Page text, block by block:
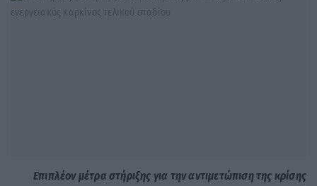
Επιπλέον μέτρα στήριξης για την αντιμετώπιση της κρίσης